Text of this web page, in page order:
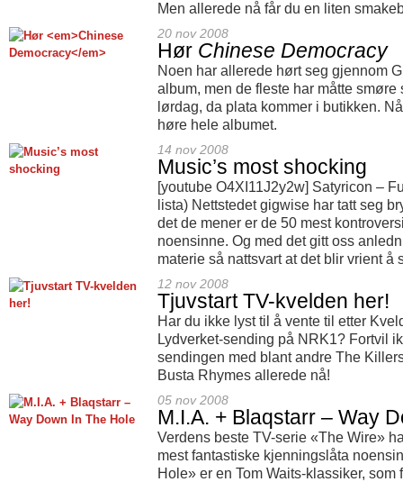
Men allerede nå får du en liten
20 nov 2008
Hør Chinese Democracy
Noen har allerede hørt seg gjennom
album, men de fleste har måtte
lørdag, da plata kommer i butikken.
høre hele albumet.
14 nov 2008
Music’s most shocking
[youtube O4XI11J2y2w] Satyricon –
lista) Nettstedet gigwise har tatt seg
det de mener er de 50 mest
noensinne. Og med det gitt oss
materie så nattsvart at det blir vrient å
12 nov 2008
Tjuvstart TV-kvelden her!
Har du ikke lyst til å vente til etter
Lydverket-sending på NRK1? Fortvil
sendingen med blant andre The
Busta Rhymes allerede nå!
05 nov 2008
M.I.A. + Blaqstarr – Way
Verdens beste TV-serie «The Wire»
mest fantastiske kjenningslåta
Hole» er en Tom Waits-klassiker,